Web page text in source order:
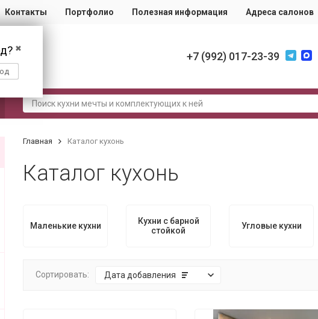
✖
Контакты Портфолио Полезная информация Адреса салонов
+7 (992) 017-23-39
Главная Каталог кухонь
Каталог кухонь
Маленькие кухни
Кухни с барной
стойкой
Угловые кухни
Сортировать: Дата добавления